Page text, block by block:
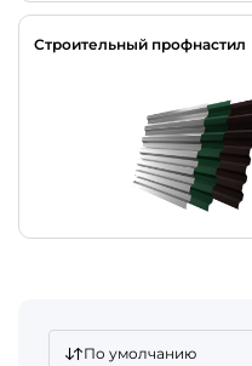
Строительный профнастил
По умолчанию